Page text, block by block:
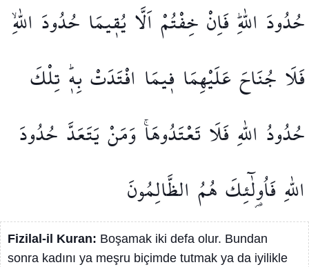
حُدُودَ اللّٰهِۜفَاِنْ خِفْتُمْاَلَّا يُق۪يمَا حُدُودَ اللّٰهِۙ
فَلَا جُنَاحَ عَلَيْهِمَا ف۪يمَا افْتَدَتْبِه۪ۜ تِلْكَ
حُدُودُ اللّٰهِفَلَا تَعْتَدُوهَاۚوَمَنْيَتَعَدَّ حُدُودَ
اللّٰهِفَاُو۬لٰٓئِكَ هُمُ الظَّالِمُونَ
Fizilal-il Kuran: Boşamak iki defa olur. Bundan
sonra kadını ya meşru biçimde tutmak ya da iyilikle